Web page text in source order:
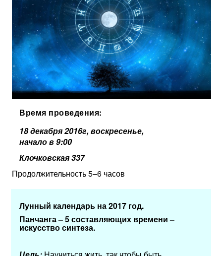
Время проведения:
18 декабря 2016г, воскресенье,
начало в 9:00
Клочковская 337
Продолжительность 5–6 часов
Лунный календарь на 2017 год.
Панчанга – 5 составляющих времени –
искусство синтеза.